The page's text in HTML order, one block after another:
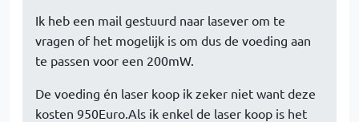
Ik heb een mail gestuurd naar lasever om te
vragen of het mogelijk is om dus de voeding aan
te passen voor een 200mW.
De voeding én laser koop ik zeker niet want deze
kosten 950Euro.Als ik enkel de laser koop is het